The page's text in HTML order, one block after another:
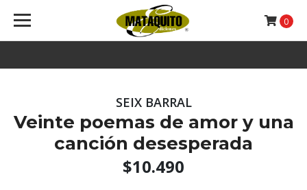
0
SEIX BARRAL
Veinte poemas de amor y una
canción desesperada
$10.490